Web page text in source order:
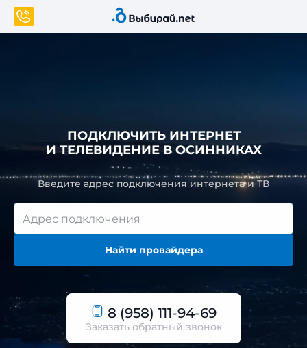
ПОДКЛЮЧИТЬ ИНТЕРНЕТ
И ТЕЛЕВИДЕНИЕ В ОСИННИКАХ
Введите адрес подключения интернета и ТВ
Найти провайдера
8 (958) 111-94-69
Заказать обратный звонок